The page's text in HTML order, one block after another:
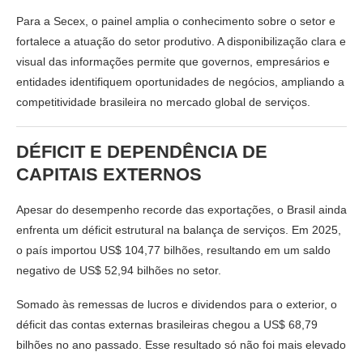
Para a Secex, o painel amplia o conhecimento sobre o setor e
fortalece a atuação do setor produtivo. A disponibilização clara e
visual das informações permite que governos, empresários e
entidades identifiquem oportunidades de negócios, ampliando a
competitividade brasileira no mercado global de serviços.
DÉFICIT E DEPENDÊNCIA DE
CAPITAIS EXTERNOS
Apesar do desempenho recorde das exportações, o Brasil ainda
enfrenta um déficit estrutural na balança de serviços. Em 2025,
o país importou US$ 104,77 bilhões, resultando em um saldo
negativo de US$ 52,94 bilhões no setor.
Somado às remessas de lucros e dividendos para o exterior, o
déficit das contas externas brasileiras chegou a US$ 68,79
bilhões no ano passado. Esse resultado só não foi mais elevado